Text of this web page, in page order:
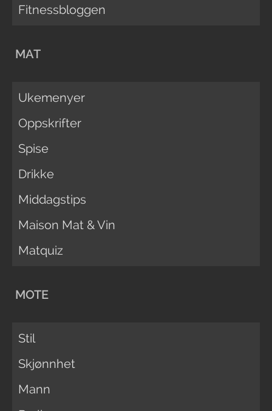
Fitnessbloggen
MAT
Ukemenyer
Oppskrifter
Spise
Drikke
Middagstips
Maison Mat & Vin
Matquiz
MOTE
Stil
Skjønnhet
Mann